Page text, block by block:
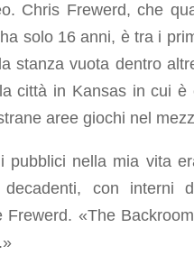
Chris Frewerd, che
solo 16 anni, è tra i
stanza vuota dentro
città in Kansas in cui
aree giochi nel
pubblici nella mia vita
decadenti, con interni
Frewerd. «The